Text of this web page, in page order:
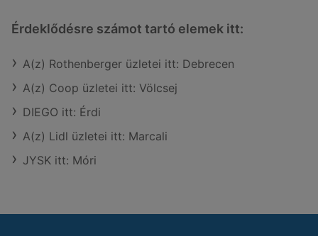
Érdeklődésre számot tartó elemek itt:
A(z) Rothenberger üzletei itt: Debrecen
A(z) Coop üzletei itt: Völcsej
DIEGO itt: Érdi
A(z) Lidl üzletei itt: Marcali
JYSK itt: Móri